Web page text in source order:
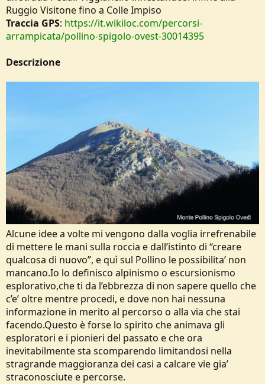
Ruggio Visitone fino a Colle Impiso
Traccia GPS: https://it.wikiloc.com/percorsi-
arrampicata/pollino-spigolo-ovest-30014395
Descrizione
Alcune idee a volte mi vengono dalla voglia irrefrenabile
di mettere le mani sulla roccia e dall’istinto di “creare
qualcosa di nuovo”, e quì sul Pollino le possibilita’ non
mancano.Io lo definisco alpinismo o escursionismo
esplorativo,che ti da l’ebbrezza di non sapere quello che
c’e’ oltre mentre procedi, e dove non hai nessuna
informazione in merito al percorso o alla via che stai
facendo.Questo è forse lo spirito che animava gli
esploratori e i pionieri del passato e che ora
inevitabilmente sta scomparendo limitandosi nella
stragrande maggioranza dei casi a calcare vie gia’
straconosciute e percorse.